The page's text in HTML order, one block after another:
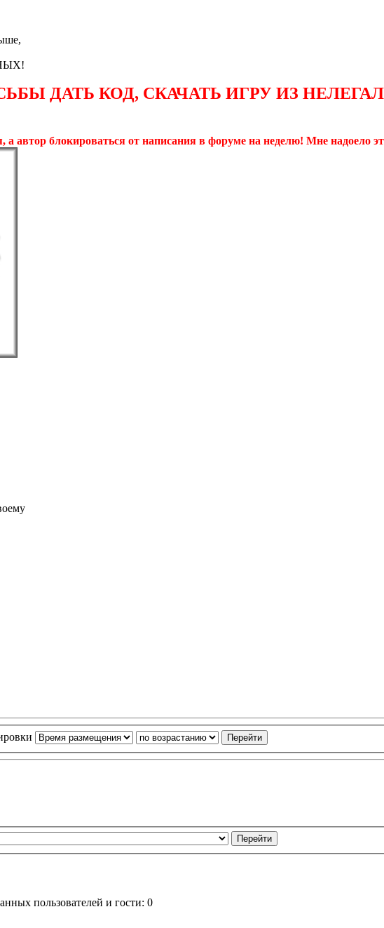
ДАТЬ КОД, СКАЧАТЬ ИГРУ ИЗ
а автор блокироваться от написания в форуме на неделю! Мне надоело
пользователей и гости: 0